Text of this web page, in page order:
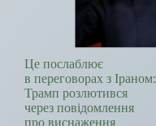
Це послаблює
в переговорах з Іраном:
Трамп розлютився
через повідомлення
про виснаження